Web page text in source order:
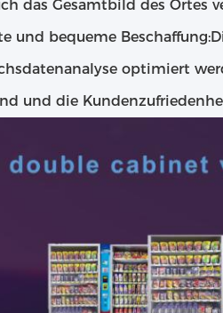
das Gesamtbild des Ortes
und bequeme
optimiert
und die